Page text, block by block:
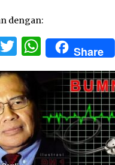
dengan:
TwitterShare